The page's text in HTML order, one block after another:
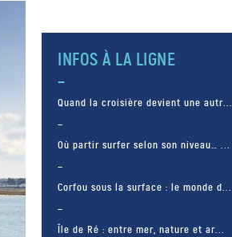
INFOS À LA LIGNE
Quand la croisière devient une autr...
Où partir surfer selon son niveau… ...
Corfou sous la surface : le monde d...
Île de Ré : entre mer, nature et ar...